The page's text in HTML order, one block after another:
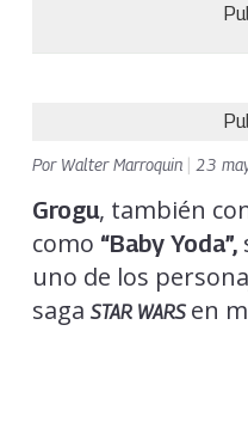
Por Walter Marroquin 23
Grogu, también
como “Baby Yoda”,
uno de los
saga STAR WARS en